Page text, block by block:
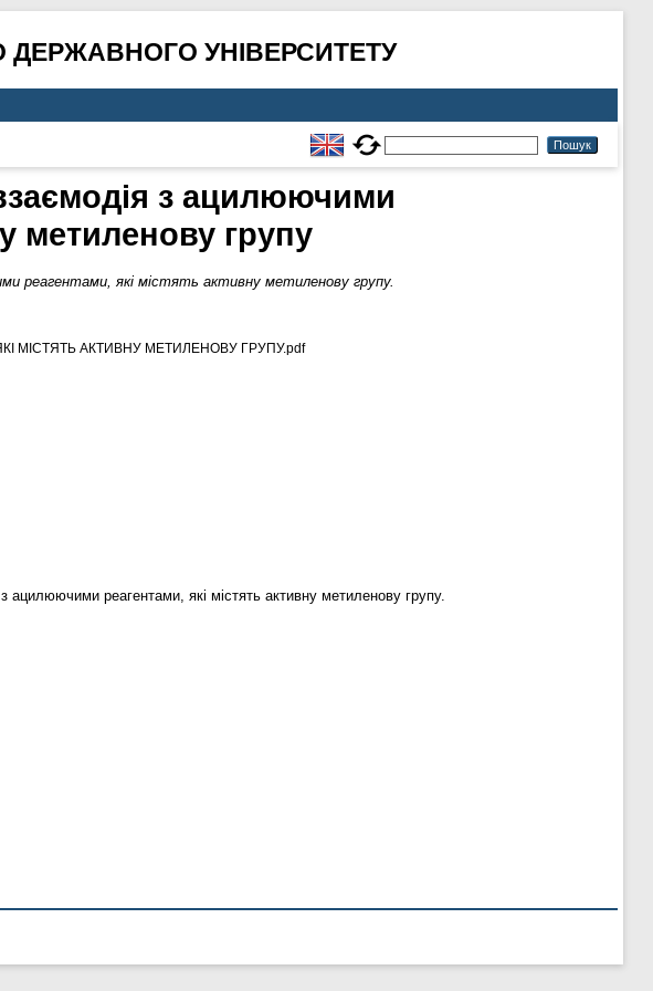
УНІВЕРСИТЕТУ
з ацилюючими
метиленову групу
реагентами, які містять активну метиленову групу.
МІСТЯТЬ АКТИВНУ МЕТИЛЕНОВУ ГРУПУ.pdf
ацилюючими реагентами, які містять активну метиленову групу.